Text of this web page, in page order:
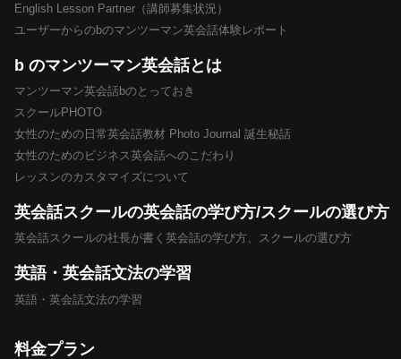
English Lesson Partner（講師募集状況）
ユーザーからのbのマンツーマン英会話体験レポート
b のマンツーマン英会話とは
マンツーマン英会話bのとっておき
スクールPHOTO
女性のための日常英会話教材 Photo Journal 誕生秘話
女性のためのビジネス英会話へのこだわり
レッスンのカスタマイズについて
英会話スクールの英会話の学び方/スクールの選び方
英会話スクールの社長が書く英会話の学び方、スクールの選び方
英語・英会話文法の学習
英語・英会話文法の学習
料金プラン